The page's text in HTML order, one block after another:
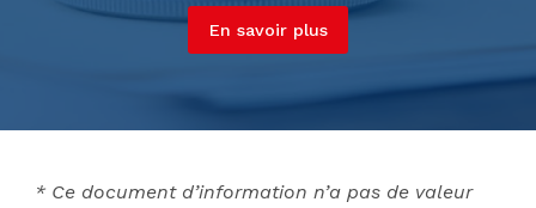
En savoir plus
* Ce document d’information n’a pas de valeur